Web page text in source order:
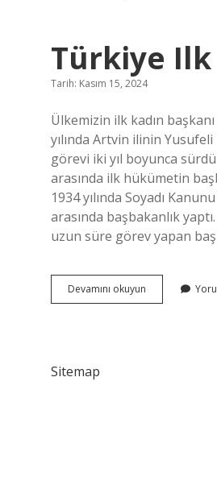
Türkiye Ilk
Tarih: Kasım 15, 2024
Ülkemizin ilk kadın
yılında Artvin ilinin Yusufeli
görevi iki yıl boyunca
arasında ilk hükümetin
1934 yılında Soyadı
arasında başbakanlık
uzun süre görev yapan
Devamını okuyun
Ilk
Sitemap